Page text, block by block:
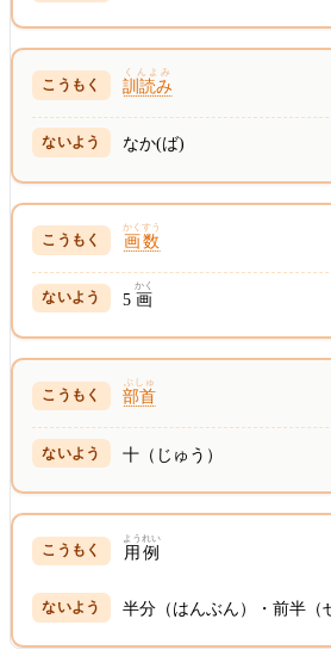
訓読み
くんよみ
なか(ば)
画数
かくすう
5画
かく
部首
ぶしゅ
十（じゅう）
用例
ようれい
半分（はんぶん）・前半（